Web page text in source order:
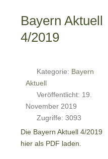
Bayern Aktuell
4/2019
Kategorie: Bayern
Aktuell
Veröffentlicht: 19.
November 2019
Zugriffe: 3093
Die Bayern Aktuell 4/2019
hier als PDF laden.